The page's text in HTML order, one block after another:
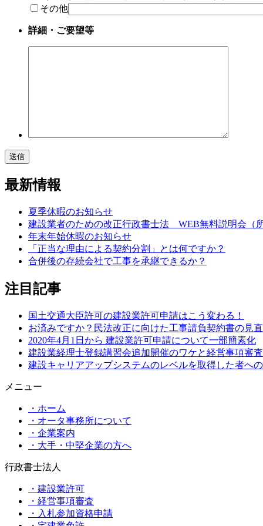
その他
詳細・ご要望等
最新情報
夏季休暇のお知らせ
建設業者のための改正行政書士法 WEB無料説明会（所
年末年始休暇のお知らせ
「正当な理由による契約分割」とは何ですか？
合併後の存続会社で工事を承継できるか？
注目記事
国土交通大臣許可の建設業許可申請はこう変わる！
お済みですか？民法改正に向けた工事請負契約書の見
2020年4月1日から 建設業許可申請について一部簡素化
建設業経理士登録講習会追加開催のワケと経営事項審
建設キャリアアップシステムのレベルを取得した者へ
メニュー
・ホーム
・オータ事務所について
・企業案内
・大手・中堅企業の方へ
行政書士法人
・建設業許可
・経営事項審査
・入札参加資格申請